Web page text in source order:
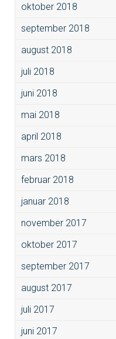
oktober 2018
september 2018
august 2018
juli 2018
juni 2018
mai 2018
april 2018
mars 2018
februar 2018
januar 2018
november 2017
oktober 2017
september 2017
august 2017
juli 2017
juni 2017